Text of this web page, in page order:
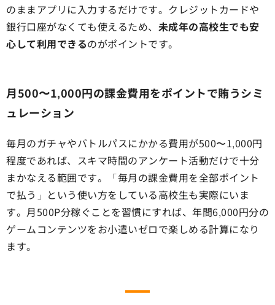
のままアプリに入力するだけです。クレジットカードや
銀行口座がなくても使えるため、 未成年の高校生でも安
心して利用できるのがポイントです。
月500〜1,000円の課金費用をポイントで賄うシミ
ュレーション
毎月のガチャやバトルパスにかかる費用が500〜1,000円
程度であれば、スキマ時間のアンケート活動だけで十分
まかなえる範囲です。「毎月の課金費用を全部ポイント
で払う」という使い方をしている高校生も実際にいま
す。月500P分稼ぐことを習慣にすれば、年間6,000円分の
ゲームコンテンツをお小遣いゼロで楽しめる計算になり
ます。